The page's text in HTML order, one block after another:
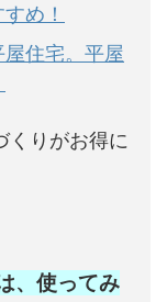
め！
住宅。平屋
くりがお得に
、使ってみ